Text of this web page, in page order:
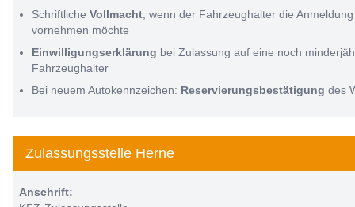
Schriftliche Vollmacht , wenn der Fahrzeughalter die
vornehmen möchte
Einwilligungserklärung bei Zulassung auf eine noch
Fahrzeughalter
Bei neuem Autokennzeichen: Reservierungsbestätigung des
Zulassungsstelle Herne
Anschrift: